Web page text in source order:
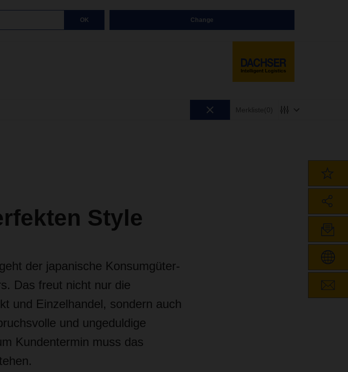
OK Change
Merkliste(0)
Style
der japanische Konsumgüter-
Das freut nicht nur die
und Einzelhandel, sondern auch
und ungeduldige
Kundentermin muss das